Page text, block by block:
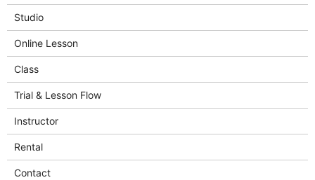
Studio
Online Lesson
Class
Trial & Lesson Flow
Instructor
Rental
Contact